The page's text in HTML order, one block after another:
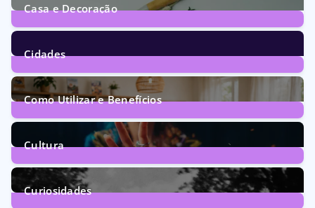
Casa e Decoração
1Post
Cidades
73Posts
Como Utilizar e Benefícios
160Posts
Cultura
246Posts
Curiosidades